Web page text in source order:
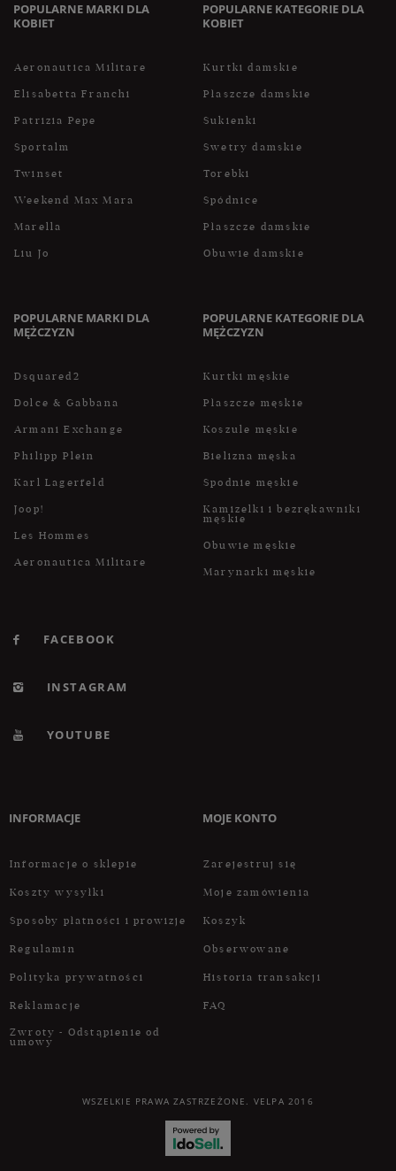
POPULARNE MARKI DLA
KOBIET
Aeronautica Militare
Elisabetta Franchi
Patrizia Pepe
Sportalm
Twinset
Weekend Max Mara
Marella
Liu Jo
POPULARNE KATEGORIE DLA
KOBIET
Kurtki damskie
Płaszcze damskie
Sukienki
Swetry damskie
Torebki
Spódnice
Płaszcze damskie
Obuwie damskie
POPULARNE MARKI DLA
MĘŻCZYZN
Dsquared2
Dolce & Gabbana
Armani Exchange
Philipp Plein
Karl Lagerfeld
Joop!
Les Hommes
Aeronautica Militare
POPULARNE KATEGORIE DLA
MĘŻCZYZN
Kurtki męskie
Płaszcze męskie
Koszule męskie
Bielizna męska
Spodnie męskie
Kamizelki i bezrękawniki
męskie
Obuwie męskie
Marynarki męskie
FACEBOOK
INSTAGRAM
YOUTUBE
INFORMACJE
Informacje o sklepie
Koszty wysyłki
Sposoby płatności i prowizje
Regulamin
Polityka prywatności
Reklamacje
Zwroty - Odstąpienie od
umowy
MOJE KONTO
Zarejestruj się
Moje zamówienia
Koszyk
Obserwowane
Historia transakcji
FAQ
WSZELKIE PRAWA ZASTRZEŻONE. VELPA 2016